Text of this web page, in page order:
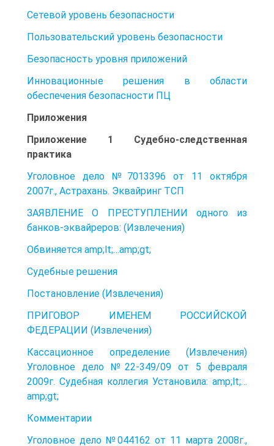
Сетевой уровень безопасности
Пользовательский уровень безопасности
Безопасность уровня приложений
Инновационные решения в области
обеспечения безопасности ПЦ
Приложения
Приложение 1 Судебно-следственная
практика
Уголовное дело №7013396 от 11 октября
2007г., Астрахань. Эквайринг ТСП
ЗАЯВЛЕНИЕ О ПРЕСТУПЛЕНИИ одного из
банков-эквайреров: (Извлечения)
Обвиняется amp;lt;…amp;gt;
Судебные решения
Постановление (Извлечения)
ПРИГОВОР ИМЕНЕМ РОССИЙСКОЙ
ФЕДЕРАЦИИ (Извлечения)
Кассационное определение (Извлечения)
Уголовное дело №22-349/09 от 5 февраля
2009г. Судебная коллегия Установила: amp;lt;…
amp;gt;
Комментарии
Уголовное дело №044162 от 11 марта 2008г.,